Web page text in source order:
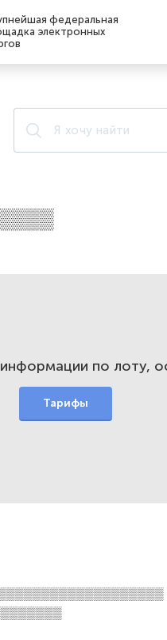
федеральная
электронных
по лоту,
Тарифы